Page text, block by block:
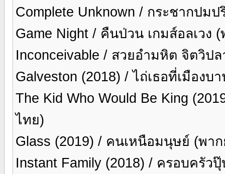
Complete Unknown / กระชากปม
Game Night / คืนป่วน เกมส์อลเวง
Inconceivable / สวยอำมหิต จิตวิป
Galveston (2018) / ไถ่เธอที่เมือง
The Kid Who Would Be King
ไทย)
Glass (2019) / คนเหนือมนุษย์ (พา
Instant Family (2018) / ครอบครัว